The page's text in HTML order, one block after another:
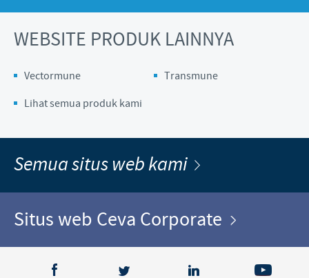
WEBSITE PRODUK LAINNYA
Vectormune
Transmune
Lihat semua produk kami
Semua situs web kami
Situs web Ceva Corporate